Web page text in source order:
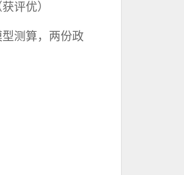
评优）
测算，两份政